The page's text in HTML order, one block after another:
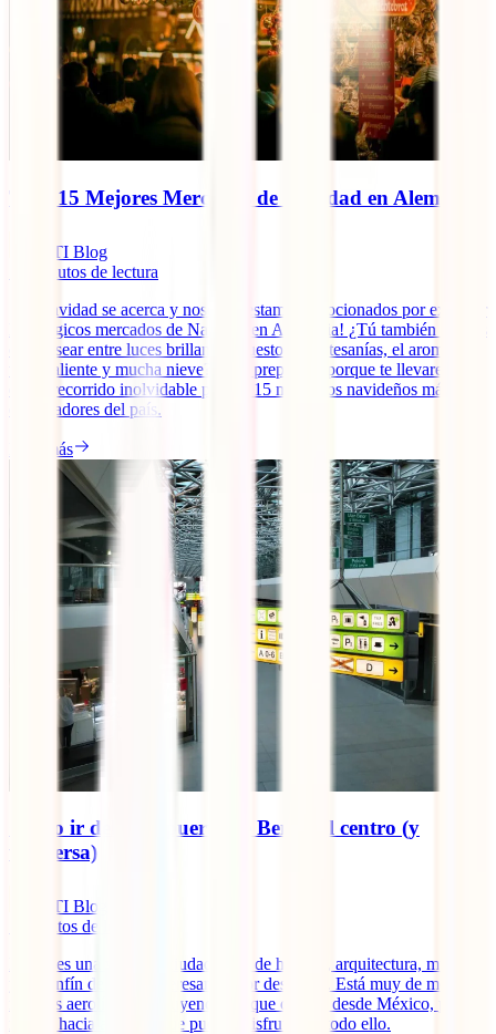
TOP 15 Mejores Mercados de Navidad en Alemania
IATI Blog
minutos de lectura
¡La Navidad se acerca y nosotros estamos emocionados por explorar
los mágicos mercados de Navidad en Alemania! ¿Tú también sueñas
con pasear entre luces brillantes, puestos de artesanías, el aroma del
vino caliente y mucha nieve? Pues prepárate, porque te llevaremos
en un recorrido inolvidable por los 15 mercados navideños más
encantadores del país.
Leer más
Cómo ir del Aeropuerto de Berlín al centro (y
viceversa)
IATI Blog
minutos de lectura
Berlín es una vibrante ciudad llena de historia, arquitectura, museos
y un sinfín de cosas interesantes por descubrir. Está muy de moda y
muchas aerolíneas, incluyendo las que operan desde México, ponen
rumbo hacia ahí para que puedas disfrutar de todo ello.